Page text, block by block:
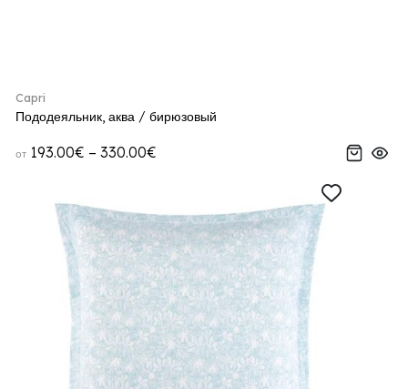
Capri
Пододеяльник, аква / бирюзовый
от 193.00€ – 330.00€